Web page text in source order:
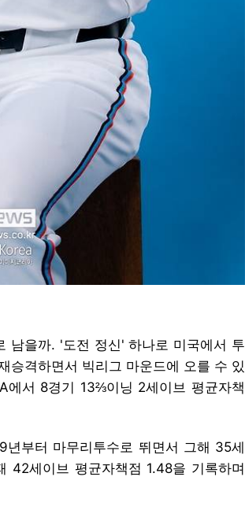
남을까. '도전 정신' 하나로 미국에서 투
승격하면서 빅리그 마운드에 오를 수 있
에서 8경기 13⅔이닝 2세이브 평균자책
부터 마무리투수로 뛰면서 그해 35세
세이브 평균자책점 1.48을 기록하며